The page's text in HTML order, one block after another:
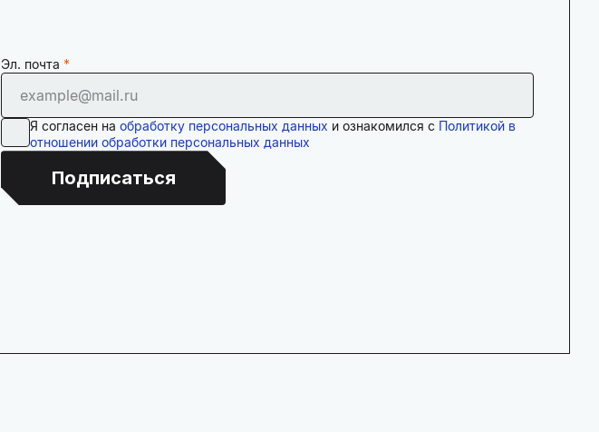
Эл. почта
Я согласен на обработку персональных данных и ознакомился с Политикой в
отношении обработки персональных данных
Подписаться